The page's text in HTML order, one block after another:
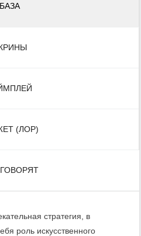
БАЗА
(ЛОР)
стратегия, в
роль искусственного